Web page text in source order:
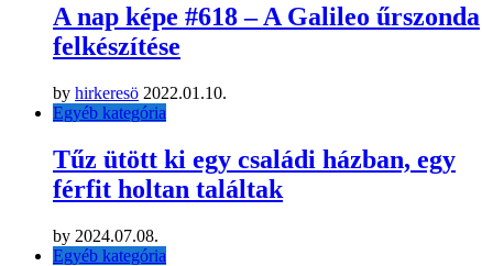
A nap képe #618 – A Galileo űrszonda
felkészítése
by hirkeresö 2022.01.10.
Egyéb kategória
Tűz ütött ki egy családi házban, egy
férfit holtan találtak
by 2024.07.08.
Egyéb kategória